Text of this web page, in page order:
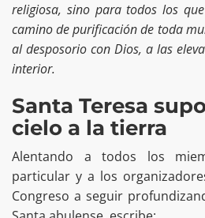
religiosa, sino para todos los
camino de purificación de toda
al desposorio con Dios, a las
interior.
Santa Teresa
cielo a la tierra
Alentando a todos los
particular y a los
Congreso a seguir